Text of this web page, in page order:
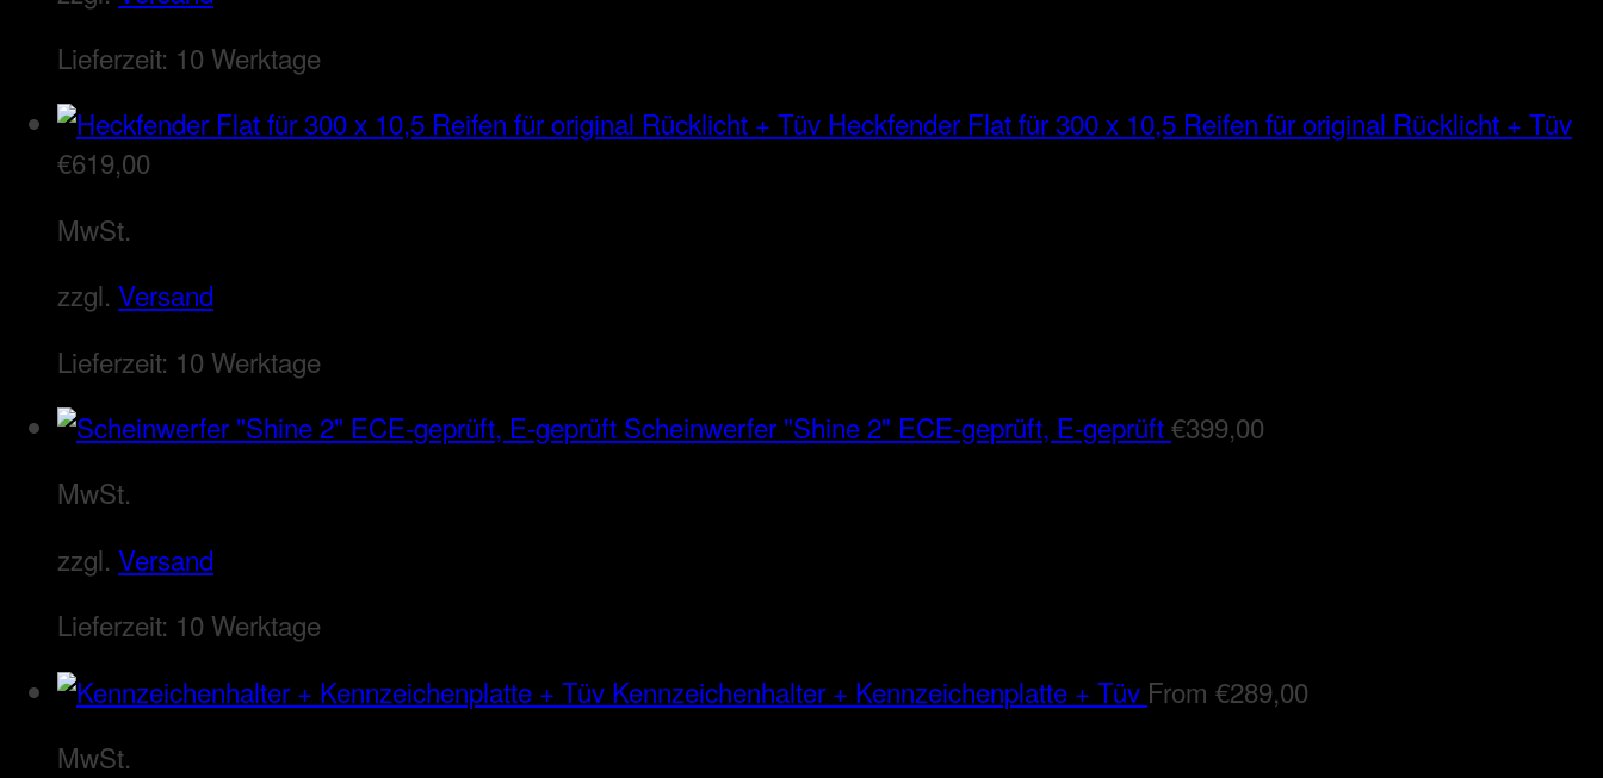
Lieferzeit: 10 Werktage
Heckfender Flat für 300 x 10,5 Reifen für original Rücklicht + Tüv
€619,00
MwSt.
zzgl. Versand
Lieferzeit: 10 Werktage
Scheinwerfer "Shine 2" ECE-geprüft, E-geprüft€399,00
MwSt.
zzgl. Versand
Lieferzeit: 10 Werktage
Kennzeichenhalter + Kennzeichenplatte + Tüv From €289,00
MwSt.